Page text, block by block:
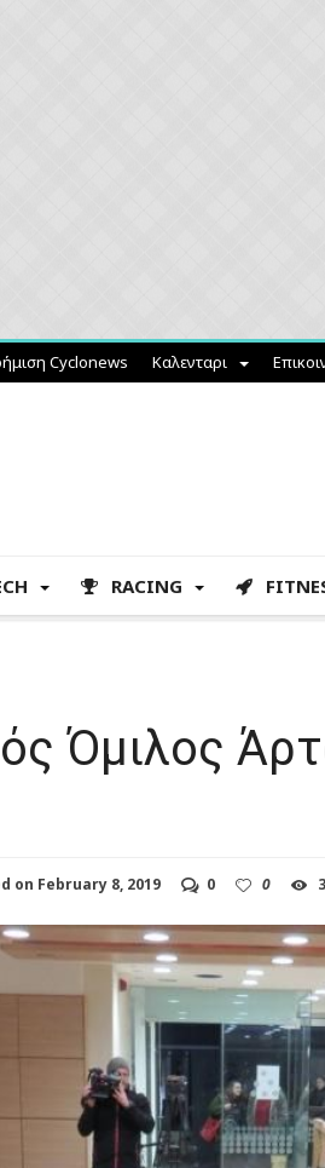
Cyclonews Καλενταρι
RACING
Όμιλος
on February 8, 2019 0 0